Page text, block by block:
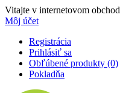
Vitajte v internetovom
Môj účet
Registrácia
Prihlásiť sa
Obľúbené produkty (0)
Pokladňa